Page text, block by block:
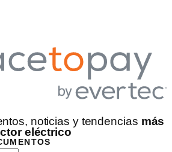
noticias y tendencias más
eléctrico